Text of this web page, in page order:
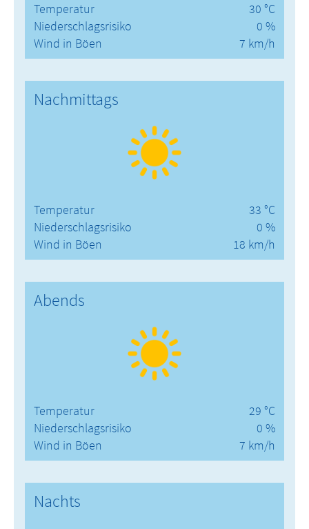
Temperatur
Niederschlagsrisiko
Wind in Böen
30 °C
0 %
7 km/h
Nachmittags
Temperatur
Niederschlagsrisiko
Wind in Böen
33 °C
0 %
18 km/h
Abends
Temperatur
Niederschlagsrisiko
Wind in Böen
29 °C
0 %
7 km/h
Nachts